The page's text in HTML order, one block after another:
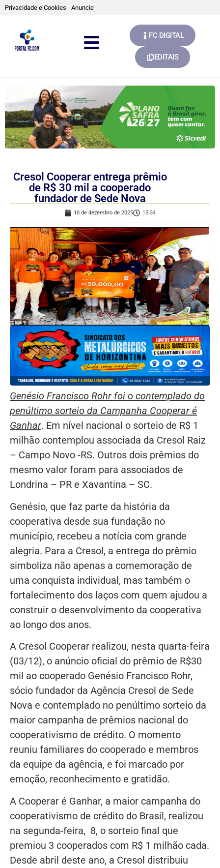
Privacidade e Cookies Anuncie
FC DIGITAL
EDITAIS
Cresol Cooperar entrega prêmio
de R$ 30 mil a cooperado
fundador de Sede Nova
10 de dezembro de 2025 15:34
Genésio Francisco Rohr foi o contemplado do
penúltimo sorteio da Campanha Cooperar é
Ganhar. Em nível nacional o sorteio de R$ 1
milhão contemplou associada da Cresol Raiz
– Campo Novo -RS. Outros dois prêmios do
mesmo valor foram para associados de
Londrina – PR e Xavantina – SC.
Genésio, que faz parte da história da
cooperativa desde sua fundação no
município, recebeu a notícia com grande
alegria. Para a Cresol, a entrega do prêmio
simboliza não apenas a comemoração de
uma conquista individual, mas também o
fortalecimento dos laços com quem ajudou a
construir o desenvolvimento da cooperativa
ao longo dos anos.
A Cresol Cooperar realizou, nesta quarta-feira
(03/12), o anúncio oficial do prêmio de R$30
mil ao cooperado Genésio Francisco Rohr,
sócio fundador da Agência Cresol de Sede
Nova e contemplado no penúltimo sorteio da
maior campanha de prêmios nacional do
cooperativismo de crédito. O momento
reuniu familiares do cooperado e membros
da equipe da agência, e foi marcado por
emoção, reconhecimento e gratidão.
A Cooperar é Ganhar, a maior campanha do
cooperativismo de crédito do Brasil, realizou
na segunda-feira, 8, o sorteio final que
premiou 3 cooperados com R$ 1 milhão cada.
Desde abril deste ano, a Cresol distribuiu